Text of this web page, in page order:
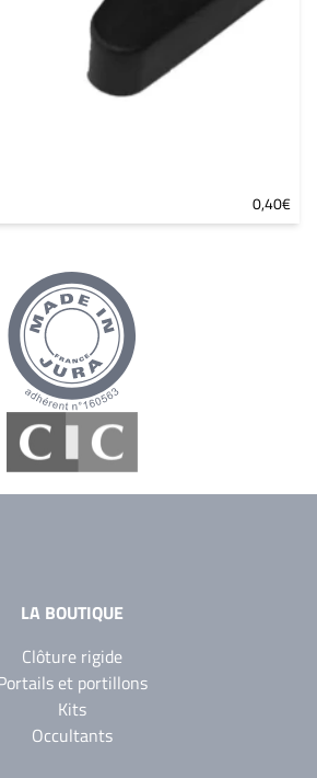
0,40€
LA BOUTIQUE
Clôture rigide
et portillons
Kits
Occultants